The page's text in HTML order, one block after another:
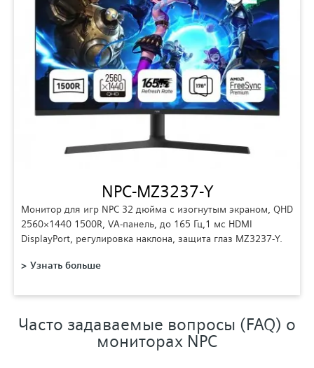
NPC-MZ3237-Y
Монитор для игр NPC 32 дюйма с изогнутым экраном, QHD
2560×1440 1500R, VA-панель, до 165 Гц,1 мс HDMI
DisplayPort, регулировка наклона, защита глаз MZ3237-Y.
Узнать больше
Часто задаваемые вопросы (FAQ) о
мониторах NPC